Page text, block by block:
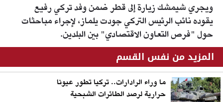
ويجري شيمشك زيارة إلى قطر ضمن وفد تركي رفيع
يقوده نائب الرئيس التركي جودت يلماز، لإجراء مباحثات
حول "فرص التعاون الاقتصادي" بين البلدين.
المزيد من نفس القسم
ما وراء الرادارات.. تركيا تطور عيونا
حرارية لرصد الطائرات الشبحية